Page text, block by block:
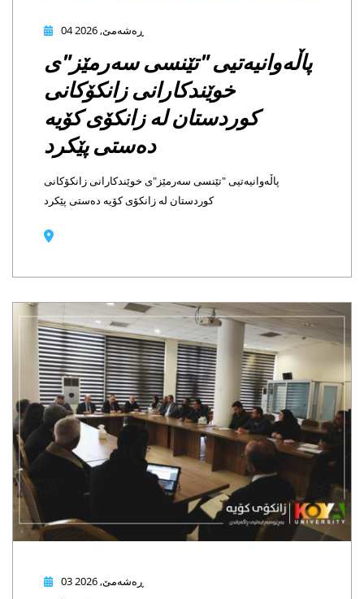
"تێنسی سەرمێز"ی
خوێندکارانی زانکۆکانی
کوردستان لە زانکۆی کۆیە
پاڵەوانیەتیی "تێنسی سەرمێز"ی خوێندکارانی زانکۆکانی
کوردستان لە زانکۆی کۆیە دەستی پێکرد